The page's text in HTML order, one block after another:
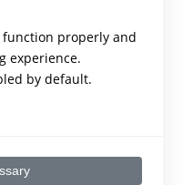
permite criar
as suas
function properly and
experience.
by default.